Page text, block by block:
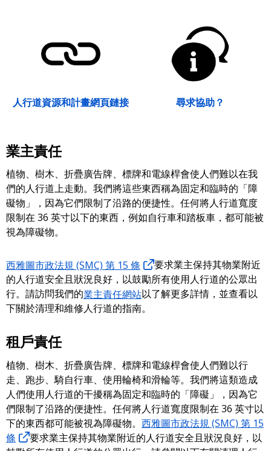
人行道資源和計畫網頁鏈接 尋求協助？
業主責任
植物、樹木、折疊廣告牌、標牌和電線桿會使人們難以在我
們的人行道上走動。我們將這些東西稱為固定和臨時的「障
礙物」，因為它們限制了沿路的便捷性。任何將人行道寬度
限制在 36 英寸以下的東西，例如自行車和踏板車，都可能被
視為障礙物。
西雅圖市政法規 (SMC) 第 15 條
要求業主保持其物業附近
的人行道安全且狀況良好，以鼓勵所有使用人行道的公眾出
行。請訪問我們的業主責任網站以了解更多詳情，並查看以
下關於清理和維修人行道的指南。
租戶責任
植物、樹木、折疊廣告牌、標牌和電線桿會使人們難以行
走、跑步、騎自行車、使用輪椅和滑輪等。我們將這類造成
人們使用人行道的干擾稱為固定和臨時的「障礙」，因為它
們限制了沿路的便捷性。任何將人行道寬度限制在 36 英寸以
下的東西都可能被視為障礙物。 西雅圖市政法規 (SMC) 第 15
條
要求業主保持其物業附近的人行道安全且狀況良好，以